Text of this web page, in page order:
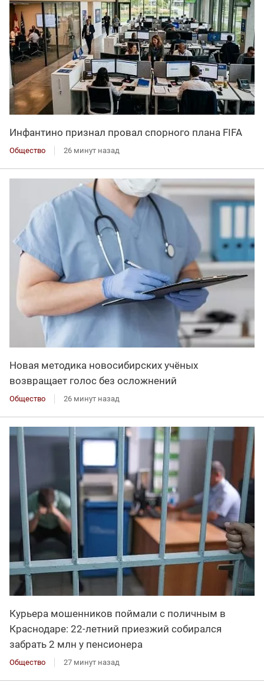
Инфантино признал провал спорного плана FIFA
Общество 26 минут назад
Новая методика новосибирских учёных
возвращает голос без осложнений
Общество 26 минут назад
Курьера мошенников поймали с поличным в
Краснодаре: 22-летний приезжий собирался
забрать 2 млн у пенсионера
Общество 27 минут назад